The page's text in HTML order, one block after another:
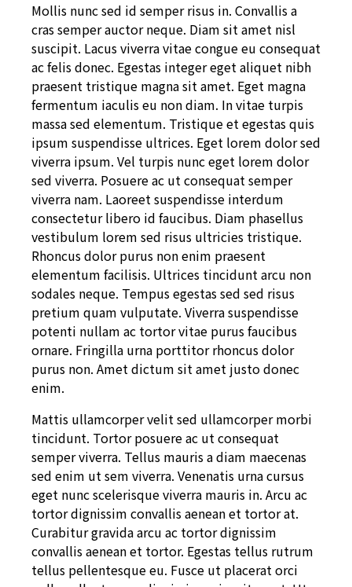
Mollis nunc sed id semper risus in. Convallis a
cras semper auctor neque. Diam sit amet nisl
suscipit. Lacus viverra vitae congue eu consequat
ac felis donec. Egestas integer eget aliquet nibh
praesent tristique magna sit amet. Eget magna
fermentum iaculis eu non diam. In vitae turpis
massa sed elementum. Tristique et egestas quis
ipsum suspendisse ultrices. Eget lorem dolor sed
viverra ipsum. Vel turpis nunc eget lorem dolor
sed viverra. Posuere ac ut consequat semper
viverra nam. Laoreet suspendisse interdum
consectetur libero id faucibus. Diam phasellus
vestibulum lorem sed risus ultricies tristique.
Rhoncus dolor purus non enim praesent
elementum facilisis. Ultrices tincidunt arcu non
sodales neque. Tempus egestas sed sed risus
pretium quam vulputate. Viverra suspendisse
potenti nullam ac tortor vitae purus faucibus
ornare. Fringilla urna porttitor rhoncus dolor
purus non. Amet dictum sit amet justo donec
enim.
Mattis ullamcorper velit sed ullamcorper morbi
tincidunt. Tortor posuere ac ut consequat
semper viverra. Tellus mauris a diam maecenas
sed enim ut sem viverra. Venenatis urna cursus
eget nunc scelerisque viverra mauris in. Arcu ac
tortor dignissim convallis aenean et tortor at.
Curabitur gravida arcu ac tortor dignissim
convallis aenean et tortor. Egestas tellus rutrum
tellus pellentesque eu. Fusce ut placerat orci